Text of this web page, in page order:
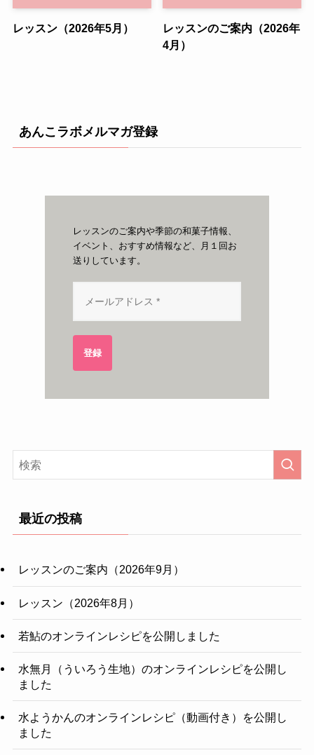
レッスン（2026年5月）
レッスンのご案内（2026年
4月）
あんこラボメルマガ登録
レッスンのご案内や季節の和菓子情報、
イベント、おすすめ情報など、月１回お
送りしています。
登録
最近の投稿
レッスンのご案内（2026年9月）
レッスン（2026年8月）
若鮎のオンラインレシピを公開しました
水無月（ういろう生地）のオンラインレシピを公開し
ました
水ようかんのオンラインレシピ（動画付き）を公開し
ました